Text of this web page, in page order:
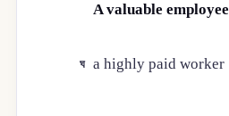
A valuable employee
ঘ a highly paid worker